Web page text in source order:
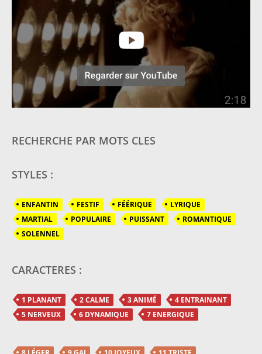
RECHERCHE PAR MOTS CLES
STYLES :
ENFANTIN FESTIF FÉÉRIQUE
LYRIQUE
MARTIAL
POPULAIRE PUISSANT
ROMANTIQUE
SOLENNEL
CARACTERES :
1 PLANANT 2 CALME 3 ANIMÉ
4 ENTRAINANT
5 NERVEUX
6 DYNAMIQUE 7 ENERGIQUE